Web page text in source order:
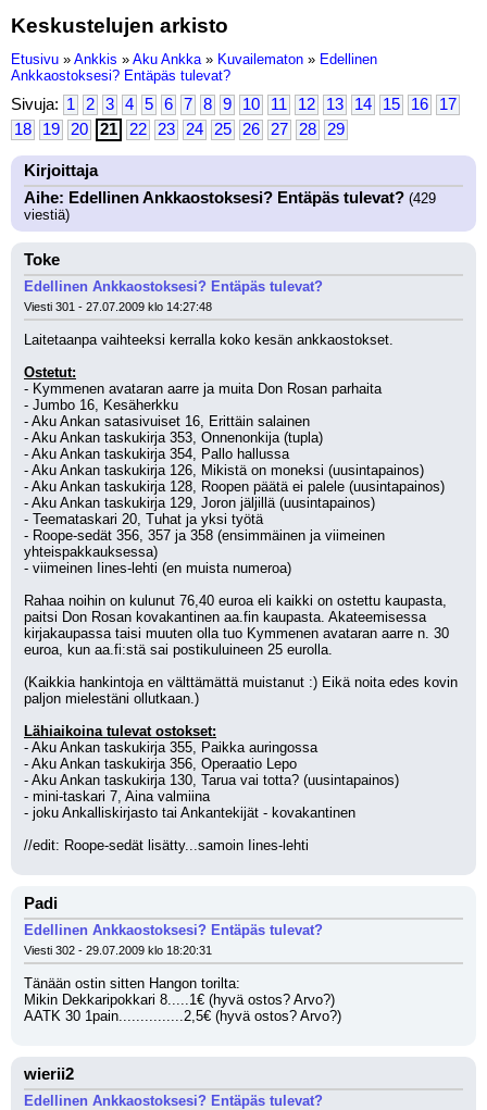
Keskustelujen arkisto
Etusivu » Ankkis » Aku Ankka » Kuvailematon » Edellinen
Ankkaostoksesi? Entäpäs tulevat?
Sivuja: 1 2 3 4 5 6 7 8 9 10 11 12 13 14 15 16
17
18
19 20 21 22 23 24 25 26 27 28 29
Kirjoittaja
Aihe: Edellinen Ankkaostoksesi? Entäpäs tulevat? (429
viestiä)
Toke
Edellinen Ankkaostoksesi? Entäpäs tulevat?
Viesti 301 - 27.07.2009 klo 14:27:48
Laitetaanpa vaihteeksi kerralla koko kesän ankkaostokset.
Ostetut:
- Kymmenen avataran aarre ja muita Don Rosan parhaita
- Jumbo 16, Kesäherkku
- Aku Ankan satasivuiset 16, Erittäin salainen
- Aku Ankan taskukirja 353, Onnenonkija (tupla)
- Aku Ankan taskukirja 354, Pallo hallussa
- Aku Ankan taskukirja 126, Mikistä on moneksi (uusintapainos)
- Aku Ankan taskukirja 128, Roopen päätä ei palele (uusintapainos)
- Aku Ankan taskukirja 129, Joron jäljillä (uusintapainos)
- Teemataskari 20, Tuhat ja yksi työtä
- Roope-sedät 356, 357 ja 358 (ensimmäinen ja viimeinen
yhteispakkauksessa)
- viimeinen Iines-lehti (en muista numeroa)
Rahaa noihin on kulunut 76,40 euroa eli kaikki on ostettu kaupasta,
paitsi Don Rosan kovakantinen aa.fin kaupasta. Akateemisessa
kirjakaupassa taisi muuten olla tuo Kymmenen avataran aarre n. 30
euroa, kun aa.fi:stä sai postikuluineen 25 eurolla.
(Kaikkia hankintoja en välttämättä muistanut :) Eikä noita edes kovin
paljon mielestäni ollutkaan.)
Lähiaikoina tulevat ostokset:
- Aku Ankan taskukirja 355, Paikka auringossa
- Aku Ankan taskukirja 356, Operaatio Lepo
- Aku Ankan taskukirja 130, Tarua vai totta? (uusintapainos)
- mini-taskari 7, Aina valmiina
- joku Ankalliskirjasto tai Ankantekijät - kovakantinen
//edit: Roope-sedät lisätty...samoin Iines-lehti
Padi
Edellinen Ankkaostoksesi? Entäpäs tulevat?
Viesti 302 - 29.07.2009 klo 18:20:31
Tänään ostin sitten Hangon torilta:
Mikin Dekkaripokkari 8.....1€ (hyvä ostos? Arvo?)
AATK 30 1pain...............2,5€ (hyvä ostos? Arvo?)
wierii2
Edellinen Ankkaostoksesi? Entäpäs tulevat?